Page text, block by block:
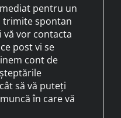
pentru un
trimite spontan
vor contacta
post vi se
cont de
să vă puteți
în care vă